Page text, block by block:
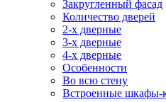
Закругленный фасад
Количество дверей
2-х дверные
3-х дверные
4-х дверные
Особенности
Во всю стену
Встроенные шкафы-